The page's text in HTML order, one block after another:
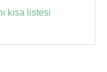
kısa listesi